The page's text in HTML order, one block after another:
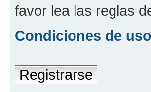
favor lea las reglas
Condiciones de uso
Registrarse